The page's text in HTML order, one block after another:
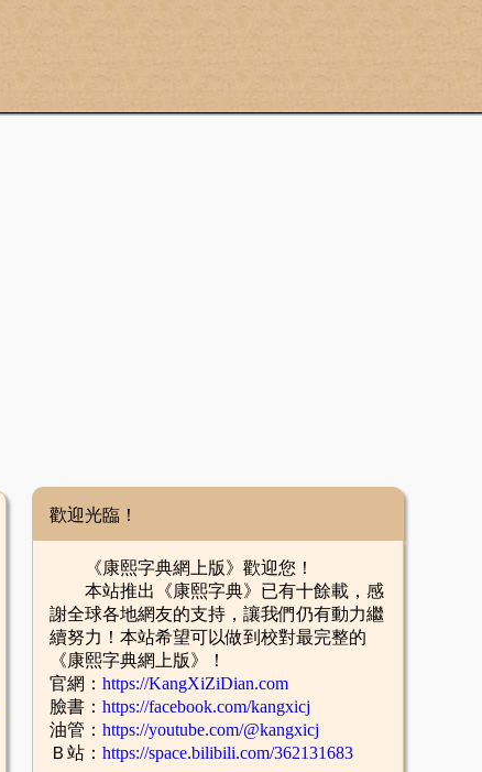
歡迎光臨！
《康熙字典網上版》歡迎您！
本站推出《康熙字典》已有十餘載，感
謝全球各地網友的支持，讓我們仍有動力繼
續努力！本站希望可以做到校對最完整的
《康熙字典網上版》！
官網： https://KangXiZiDian.com
臉書： https://facebook.com/kangxicj
油管： https://youtube.com/@kangxicj
Ｂ站： https://space.bilibili.com/362131683